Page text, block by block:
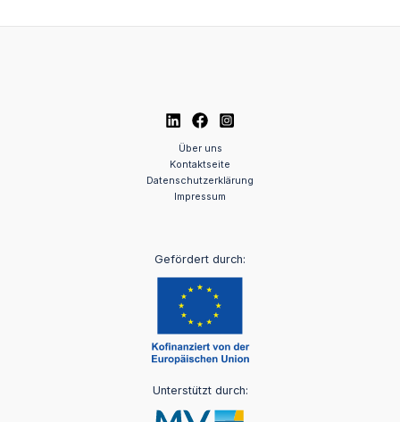
Über uns
Kontaktseite
Datenschutzerklärung
Impressum
Gefördert durch:
Unterstützt durch: